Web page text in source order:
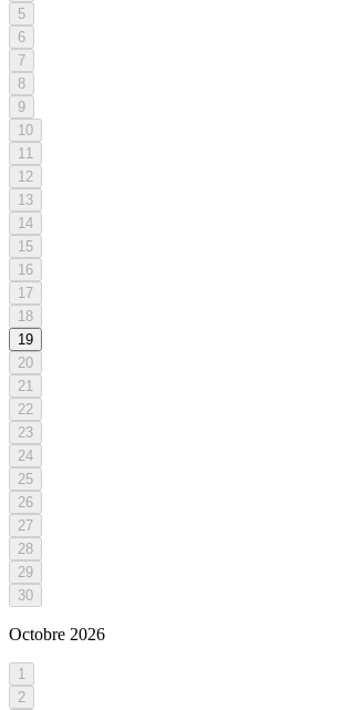
5
6
7
8
9
10
11
12
13
14
15
16
17
18
19
20
21
22
23
24
25
26
27
28
29
30
Octobre 2026
1
2